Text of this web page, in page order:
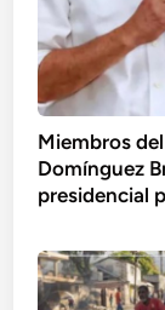
Miembros
Domínguez
presidencial